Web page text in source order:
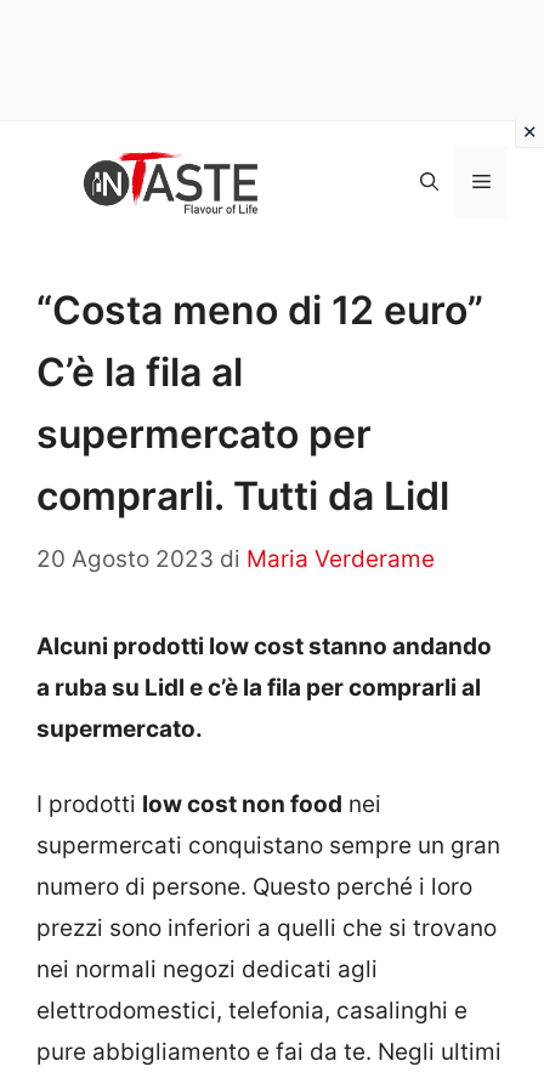
Menu
“Costa meno di 12 euro”
C’è la fila al
supermercato per
comprarli. Tutti da Lidl
20 Agosto 2023 di Maria Verderame
Alcuni prodotti low cost stanno andando
a ruba su Lidl e c’è la fila per comprarli al
supermercato.
I prodotti low cost non food nei
supermercati conquistano sempre un gran
numero di persone. Questo perché i loro
prezzi sono inferiori a quelli che si trovano
nei normali negozi dedicati agli
elettrodomestici, telefonia, casalinghi e
pure abbigliamento e fai da te. Negli ultimi